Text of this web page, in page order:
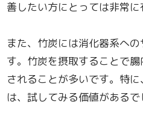
善したい方にとっては非常に
また、竹炭には消化器系へ
す。竹炭を摂取することで
されることが多いです。特
は、試してみる価値があるで